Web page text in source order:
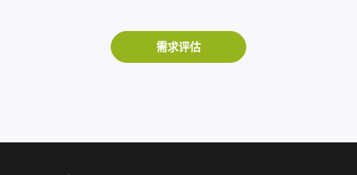
需求评估